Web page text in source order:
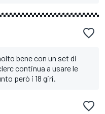
bene con un set di
continua a usare le
però i 18 giri.